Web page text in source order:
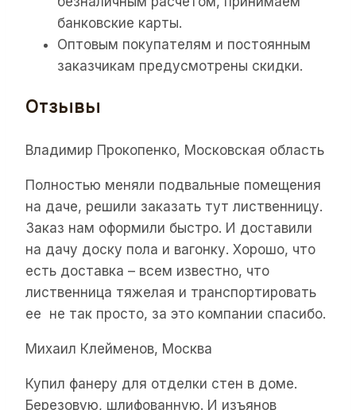
банковские карты.
Оптовым покупателям и постоянным
заказчикам предусмотрены скидки.
Отзывы
Владимир Прокопенко, Московская область
Полностью меняли подвальные помещения
на даче, решили заказать тут лиственницу.
Заказ нам оформили быстро. И доставили
на дачу доску пола и вагонку. Хорошо, что
есть доставка – всем известно, что
лиственница тяжелая и транспортировать
ее не так просто, за это компании спасибо.
Михаил Клейменов, Москва
Купил фанеру для отделки стен в доме.
Березовую, шлифованную. И изъянов